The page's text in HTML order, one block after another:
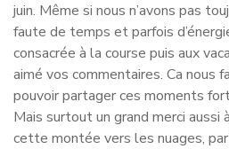
juin. Même si nous n’avons pas
faute de temps et parfois
consacrée à la course puis aux
aimé vos commentaires. Ca nous
pouvoir partager ces moments
Mais surtout un grand merci aussi
cette montée vers les nuages,